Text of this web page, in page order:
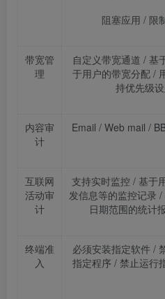
阻塞应用 / 限
带宽管
理
自定义带宽通道 / 基
于用户的带宽分配/
持优先级
内容审
计
Email / Web mail /
互联网
活动审
计
支持实时监控/ 基于
发信息等的监控记录 /
日期范围的统计
终端准
入
必须安装指定软件/
指定程序 / 禁止运行